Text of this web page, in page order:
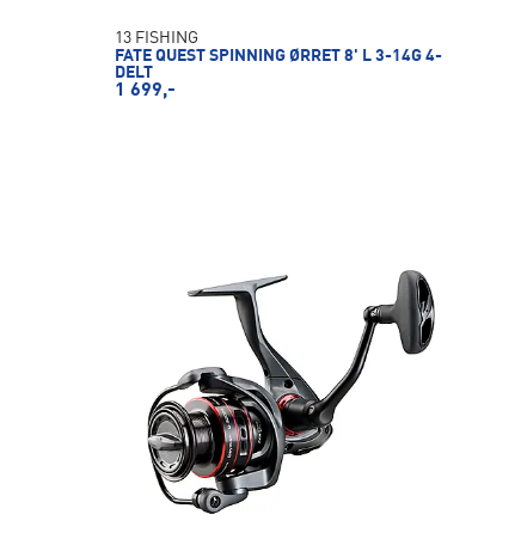
13 FISHING
FATE QUEST SPINNING ØRRET 8' L 3-14G 4-
DELT
1 699,-